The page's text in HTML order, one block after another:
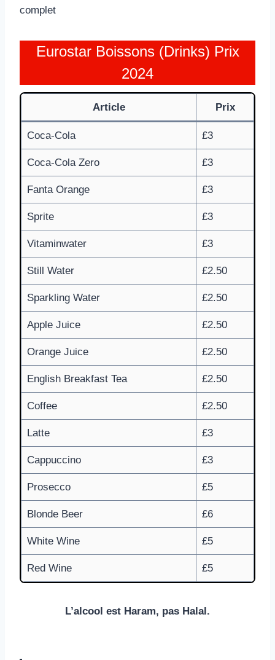
complet
Eurostar Boissons (Drinks) Prix
2024
Article Prix
Coca-Cola £3
Coca-Cola Zero £3
Fanta Orange £3
Sprite £3
Vitaminwater £3
Still Water £2.50
Sparkling Water £2.50
Apple Juice £2.50
Orange Juice £2.50
English Breakfast Tea £2.50
Coffee £2.50
Latte £3
Cappuccino £3
Prosecco £5
Blonde Beer £6
White Wine £5
Red Wine £5
L’alcool est Haram, pas Halal.